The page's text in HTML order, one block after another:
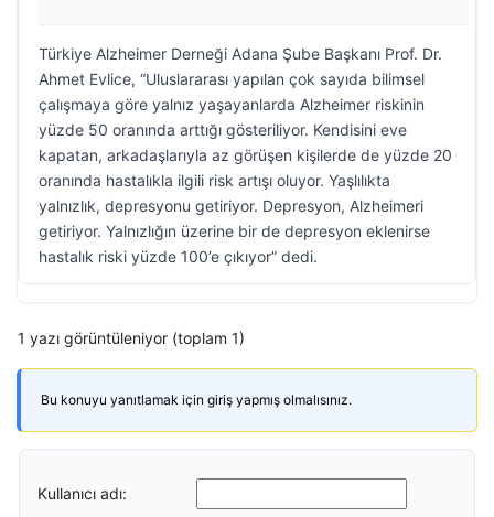
Türkiye Alzheimer Derneği Adana Şube Başkanı Prof. Dr.
Ahmet Evlice, “Uluslararası yapılan çok sayıda bilimsel
çalışmaya göre yalnız yaşayanlarda Alzheimer riskinin
yüzde 50 oranında arttığı gösteriliyor. Kendisini eve
kapatan, arkadaşlarıyla az görüşen kişilerde de yüzde 20
oranında hastalıkla ilgili risk artışı oluyor. Yaşlılıkta
yalnızlık, depresyonu getiriyor. Depresyon, Alzheimeri
getiriyor. Yalnızlığın üzerine bir de depresyon eklenirse
hastalık riski yüzde 100’e çıkıyor” dedi.
1 yazı görüntüleniyor (toplam 1)
Bu konuyu yanıtlamak için giriş yapmış olmalısınız.
Kullanıcı adı: